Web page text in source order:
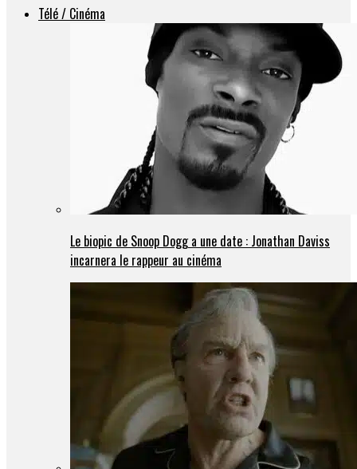
Télé / Cinéma
Le biopic de Snoop Dogg a une date : Jonathan Daviss
incarnera le rappeur au cinéma